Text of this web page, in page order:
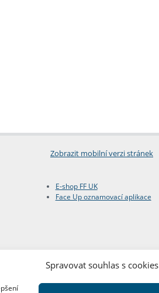
Spravovat souhlas s cookies
Zobrazit mobilní verzi stránek
E-shop FF UK
Face Up oznamovací aplikace